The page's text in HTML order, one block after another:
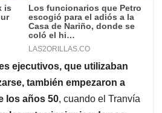
ejecutivos, que utilizaban
también empezaron a
los años 50, cuando el Tranvía